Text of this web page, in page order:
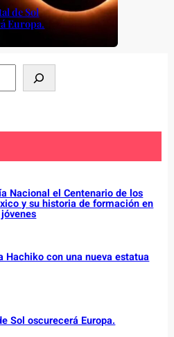
de Sol
Europa.
Nacional el Centenario de los
y su historia de formación en
Hachiko con una nueva estatua
Sol oscurecerá Europa.